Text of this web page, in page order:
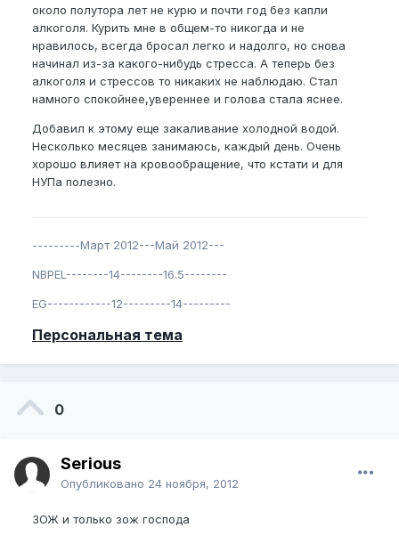
около полутора лет не курю и почти год без капли
алкоголя. Курить мне в общем-то никогда и не
нравилось, всегда бросал легко и надолго, но снова
начинал из-за какого-нибудь стресса. А теперь без
алкоголя и стрессов то никаких не наблюдаю. Стал
намного спокойнее,увереннее и голова стала яснее.
Добавил к этому еще закаливание холодной водой.
Несколько месяцев занимаюсь, каждый день. Очень
хорошо влияет на кровообращение, что кстати и для
НУПа полезно.
---------Март 2012---Май 2012---
NBPEL--------14--------16.5--------
EG------------12---------14---------
Персональная тема
0
Serious
Опубликовано 24 ноября, 2012
ЗОЖ и только зож господа